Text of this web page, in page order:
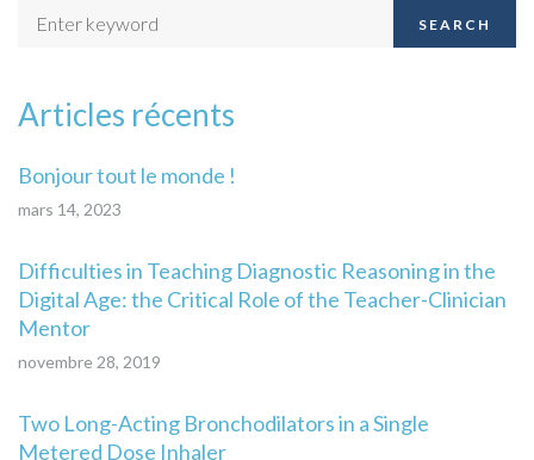
SEARCH
Articles récents
Bonjour tout le monde !
mars 14, 2023
Difficulties in Teaching Diagnostic Reasoning in the
Digital Age: the Critical Role of the Teacher-Clinician
Mentor
novembre 28, 2019
Two Long-Acting Bronchodilators in a Single
Metered Dose Inhaler